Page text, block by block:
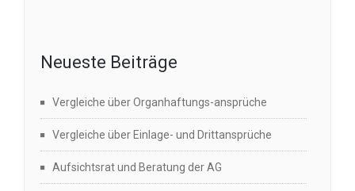
Neueste Beiträge
Vergleiche über Organhaftungs-ansprüche
Vergleiche über Einlage- und Drittansprüche
Aufsichtsrat und Beratung der AG